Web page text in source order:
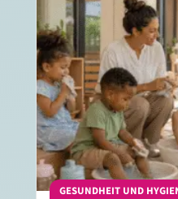
GESUNDHEIT UND